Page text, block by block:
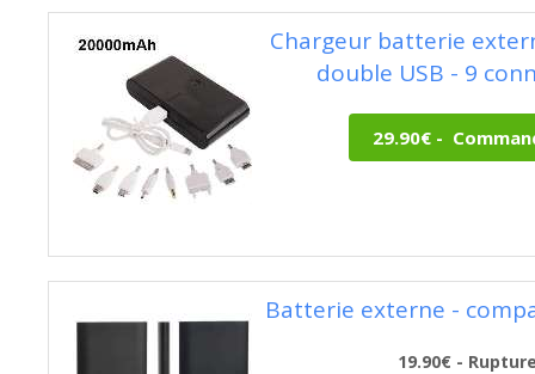
Chargeur batterie
double USB - 9
Batterie externe -
19.90€ -